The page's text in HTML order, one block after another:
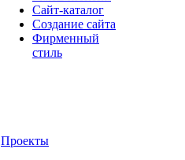
Сайт-каталог
Создание сайта
Фирменный
стиль
Проекты